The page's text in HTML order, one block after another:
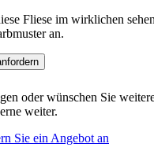
Fliese im wirklichen
an.
oder wünschen Sie
weiter.
Sie ein Angebot an